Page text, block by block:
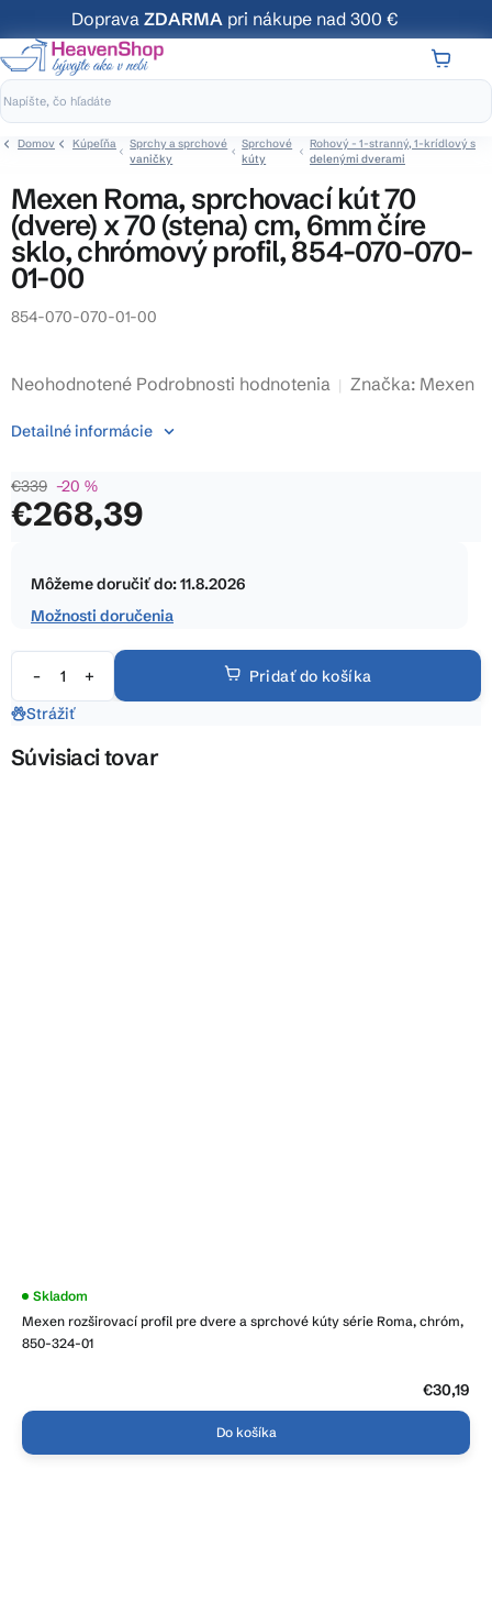
na
obsah
Doprava ZDARMA pri nákupe nad 300 €
Domov Kúpeľňa
Sprchy a sprchové
vaničky
Sprchové
kúty
Rohový - 1-stranný, 1-krídlový s
delenými dverami
Mexen Roma, sprchovací kút 70
(dvere) x 70 (stena) cm, 6mm číre
sklo, chrómový profil, 854-070-070-
01-00
854-070-070-01-00
Priemerné
produktu
0,0
z
Neohodnotené Podrobnosti hodnotenia Značka: Mexen
€339 –20 %
€268,39
cena:
Môžeme doručiť do:11.8.2026
Možnosti doručenia
Pridať do košíka
Detailné informácie
Strážiť
Súvisiaci tovar
Mexen rozširovací profil pre dvere a sprchové kúty série Roma, chróm,
850-324-01
Skladom
€30,19
Do košíka